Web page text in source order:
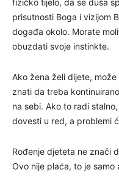
fizičko tijelo, da se duša
prisutnosti Boga i vizijom
događa okolo. Morate
obuzdati svoje instinkte.
Ako žena želi dijete,
znati da treba
na sebi. Ako to radi
dovesti u red, a problemi
Rođenje djeteta ne znači
Ovo nije plaća, to je samo